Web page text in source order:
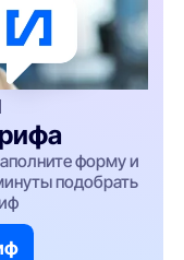
форму и
подобрать